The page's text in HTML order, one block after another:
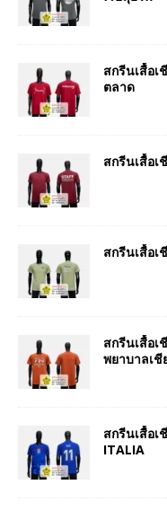
สกรีนเสื้อเ
ตลาด
สกรีนเสื้อเ
สกรีนเสื้อเ
สกรีนเสื้อเ
พยาบาลเชี
สกรีนเสื้อเ
ITALIA